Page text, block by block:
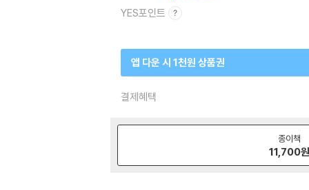
YES포인트
앱 다운 시 1천원 상품권
결제혜택
종이책
11,700